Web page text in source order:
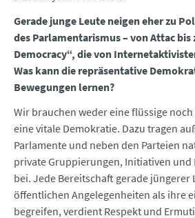
Gerade junge Leute neigen eher zu
des Parlamentarismus – von Attac bis
Democracy“, die von
Was kann die repräsentative
Bewegungen lernen?
Wir brauchen weder eine flüssige
eine vitale Demokratie. Dazu tragen
Parlamente und neben den Parteien
private Gruppierungen, Initiativen und
bei. Jede Bereitschaft gerade jüngerer
öffentlichen Angelegenheiten als ihre
begreifen, verdient Respekt und